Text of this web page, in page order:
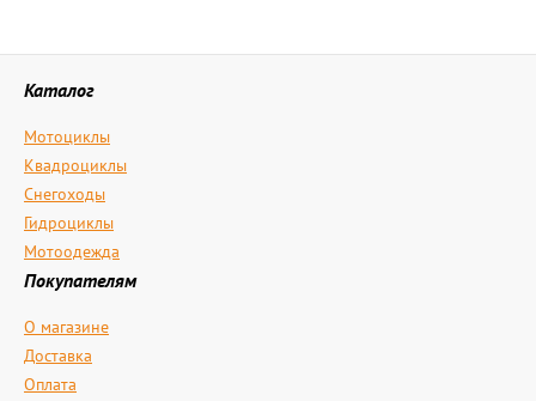
Каталог
Мотоциклы
Квадроциклы
Снегоходы
Гидроциклы
Мотоодежда
Покупателям
О магазине
Доставка
Оплата